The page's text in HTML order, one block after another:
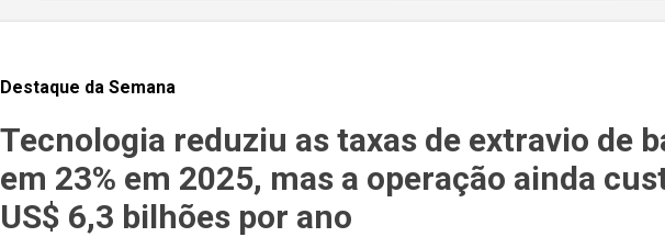
Destaque da Semana
Tecnologia reduziu as taxas de extravio de
em 23% em 2025, mas a operação ainda
US$ 6,3 bilhões por ano